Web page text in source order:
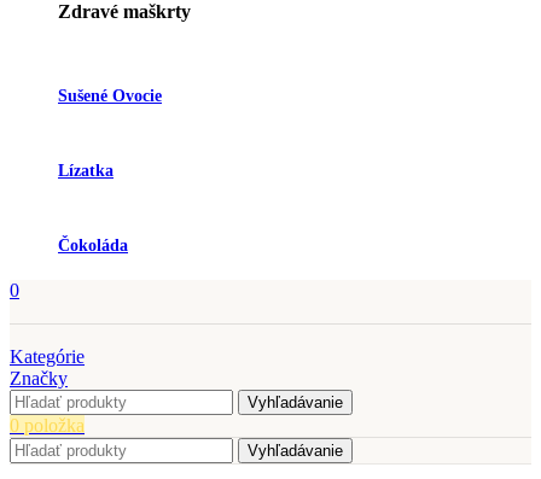
Zdravé maškrty
Sušené Ovocie
Lízatka
Čokoláda
0
Kategórie
Značky
Vyhľadávanie
0 položka
Vyhľadávanie